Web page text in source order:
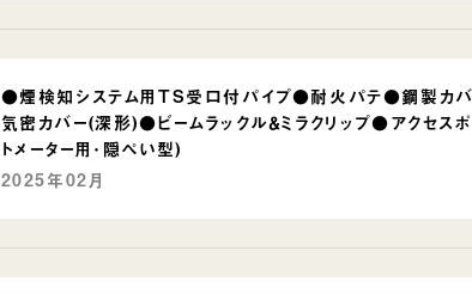
●煙検知システム用TS受口付パイプ●耐火パテ●鋼製カバ
気密カバー(深形)●ビームラックル＆ミラクリップ●アクセ
トメーター用･隠ぺい型)
2025年02月